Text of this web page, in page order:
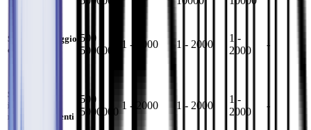
Sovrastampaggio
di inserti
500 -
5000000
1 - 2000 1 - 2000
1 -
2000
-
Stampaggio a
iniezione
multicomponenti
500 -
5000000
1 - 2000 1 - 2000
1 -
2000
-